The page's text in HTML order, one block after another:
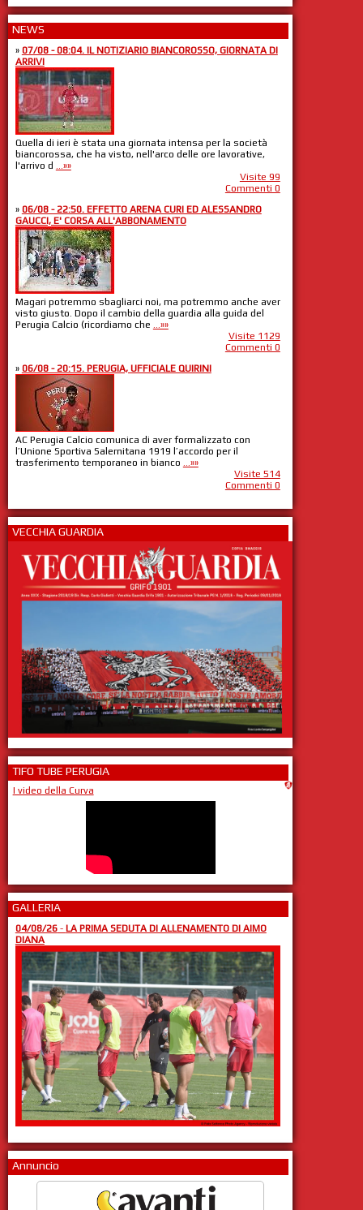
NEWS
» 07/08 - 08:04. IL NOTIZIARIO BIANCOROSSO, GIORNATA DI
ARRIVI
Quella di ieri è stata una giornata intensa per la società
biancorossa, che ha visto, nell'arco delle ore lavorative,
l'arrivo d ...»»
Visite 99
Commenti 0
» 06/08 - 22:50. EFFETTO ARENA CURI ED ALESSANDRO
GAUCCI, E' CORSA ALL'ABBONAMENTO
Magari potremmo sbagliarci noi, ma potremmo anche aver
visto giusto. Dopo il cambio della guardia alla guida del
Perugia Calcio (ricordiamo che ...»»
Visite 1129
Commenti 0
» 06/08 - 20:15. PERUGIA, UFFICIALE QUIRINI
AC Perugia Calcio comunica di aver formalizzato con
l’Unione Sportiva Salernitana 1919 l’accordo per il
trasferimento temporaneo in bianco ...»»
Visite 514
Commenti 0
VECCHIA GUARDIA
TIFO TUBE PERUGIA
I video della Curva
GALLERIA
04/08/26- LA PRIMA SEDUTA DI ALLENAMENTO DI AIMO
DIANA
Annuncio